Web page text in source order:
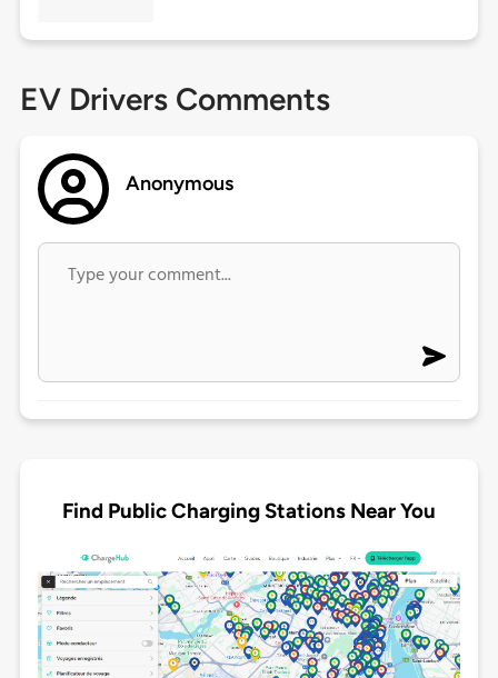
EV Drivers Comments
Anonymous
Find Public Charging Stations Near You